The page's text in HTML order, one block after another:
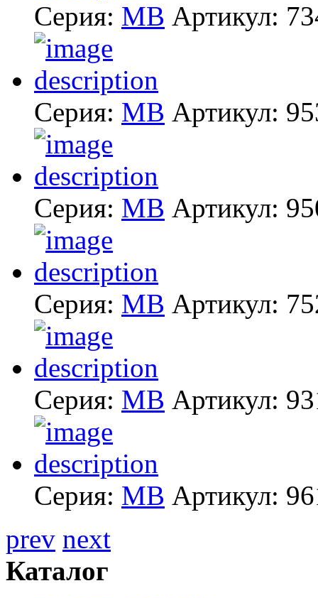
Серия: MB Артикул:
Серия: MB Артикул:
Серия: MB Артикул:
Серия: MB Артикул:
Серия: MB Артикул:
Серия: MB Артикул:
prev next
Каталог